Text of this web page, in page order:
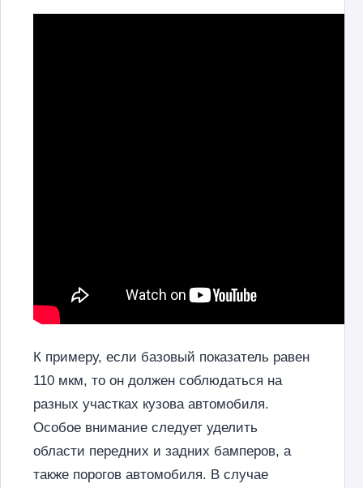
К примеру, если базовый показатель равен
110 мкм, то он должен соблюдаться на
разных участках кузова автомобиля.
Особое внимание следует уделить
области передних и задних бамперов, а
также порогов автомобиля. В случае